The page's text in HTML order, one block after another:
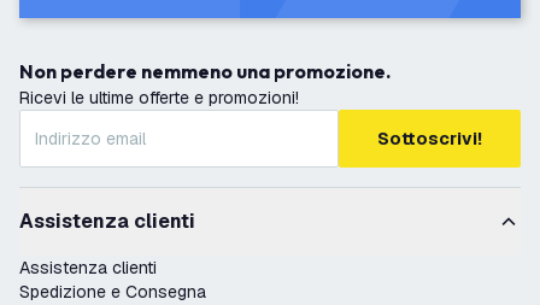
Non perdere nemmeno una promozione.
Ricevi le ultime offerte e promozioni!
Sottoscrivi!
Assistenza clienti
Assistenza clienti
Spedizione e Consegna